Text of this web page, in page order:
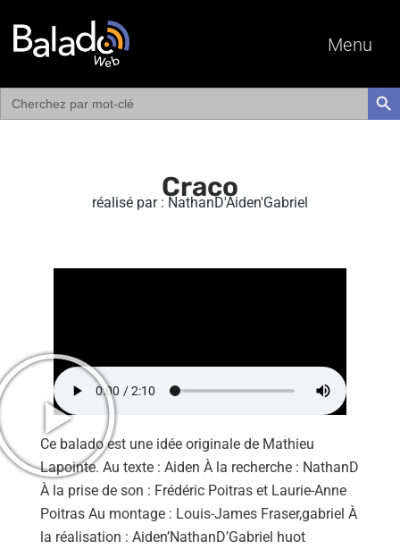
Menu
Search
for:
Craco
réalisé par : NathanD'Aiden'Gabriel
Ce balado est une idée originale de Mathieu
Lapointe. Au texte : Aiden À la recherche : NathanD
À la prise de son : Frédéric Poitras et Laurie-Anne
Poitras Au montage : Louis-James Fraser,gabriel À
la réalisation : Aiden’NathanD’Gabriel huot